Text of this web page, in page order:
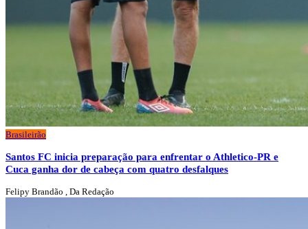
Brasileirão
Santos FC inicia preparação para enfrentar o Athletico-PR e
Cuca ganha dor de cabeça com quatro desfalques
Felipy Brandão , Da Redação